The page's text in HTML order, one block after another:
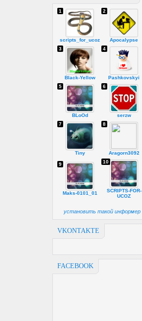
scripts_for_ucoz
1
Apocalypse
2
Black-Yellow
3
Pashkovskyi
4
BLoOd
5
serzw
6
Tiny
7
Aragorn3092
8
Maks-0101_01
9
SCRIPTS-FOR-
UCOZ
10
установить такой информер
VKONTAKTE
FACEBOOK